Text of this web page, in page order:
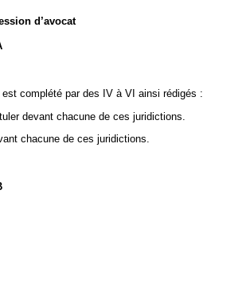
d’avocat
complété par des IV à VI ainsi rédigés :
devant chacune de ces juridictions.
chacune de ces juridictions.